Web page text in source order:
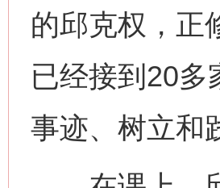
的邱克权，正
已经接到20多
事迹、树立和